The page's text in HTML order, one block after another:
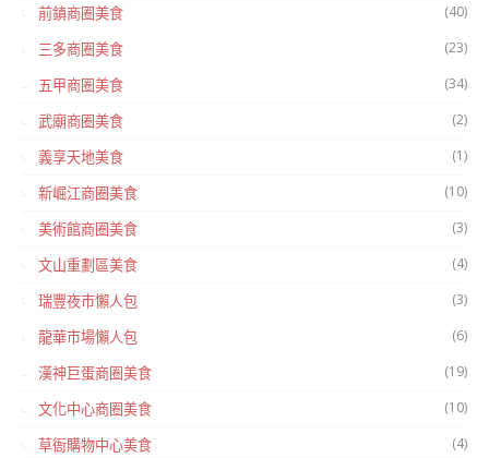
前鎮商圈美食 (40)
三多商圈美食 (23)
五甲商圈美食 (34)
武廟商圈美食 (2)
義享天地美食 (1)
新崛江商圈美食 (10)
美術館商圈美食 (3)
文山重劃區美食 (4)
瑞豐夜市懶人包 (3)
龍華市場懶人包 (6)
漢神巨蛋商圈美食 (19)
文化中心商圈美食 (10)
草衙購物中心美食 (4)